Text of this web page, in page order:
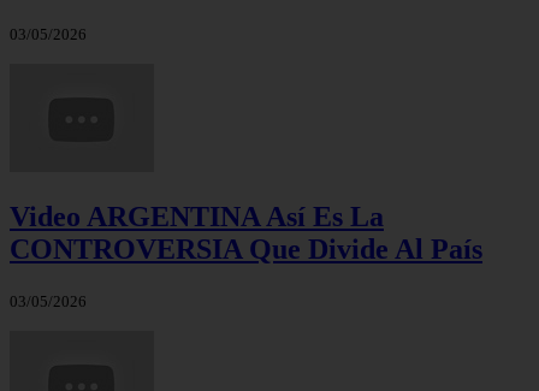
03/05/2026
Video ARGENTINA Así Es La
CONTROVERSIA Que Divide Al País
03/05/2026